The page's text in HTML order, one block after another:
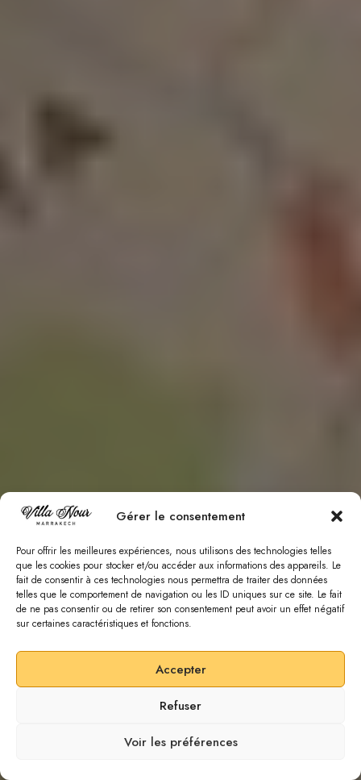
Gérer le consentement
Pour offrir les meilleures expériences, nous utilisons des technologies telles
que les cookies pour stocker et/ou accéder aux informations des appareils. Le
fait de consentir à ces technologies nous permettra de traiter des données
telles que le comportement de navigation ou les ID uniques sur ce site. Le fait
de ne pas consentir ou de retirer son consentement peut avoir un effet négatif
sur certaines caractéristiques et fonctions.
Accepter
Refuser
Voir les préférences